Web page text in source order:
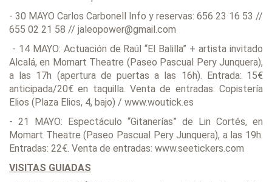
- 30 MAYO Carlos Carbonell Info y reservas: 656 23 16 53 //
655 02 21 58 // jaleopower@gmail.com
- 14 MAYO: Actuación de Raúl “El Balilla” + artista invitado
Alcalá, en Momart Theatre (Paseo Pascual Pery Junquera),
a las 17h (apertura de puertas a las 16h). Entrada: 15€
anticipada/20€ en taquilla. Venta de entradas: Copistería
Elios (Plaza Elios, 4, bajo) / www.woutick.es
- 21 MAYO: Espectáculo “Gitanerías” de Lin Cortés, en
Momart Theatre (Paseo Pascual Pery Junquera), a las 19h.
Entradas: 22€. Venta de entradas: www.seetickers.com
VISITAS GUIADAS